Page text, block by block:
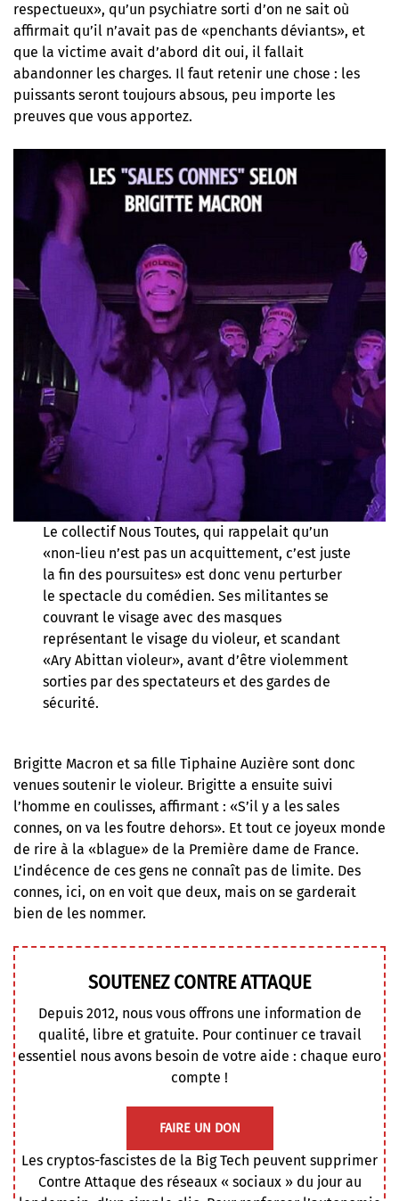
respectueux», qu’un psychiatre sorti d’on ne sait où
affirmait qu’il n’avait pas de «penchants déviants», et
que la victime avait d’abord dit oui, il fallait
abandonner les charges. Il faut retenir une chose : les
puissants seront toujours absous, peu importe les
preuves que vous apportez.
Le collectif Nous Toutes, qui rappelait qu’un
«non-lieu n’est pas un acquittement, c’est juste
la fin des poursuites» est donc venu perturber
le spectacle du comédien. Ses militantes se
couvrant le visage avec des masques
représentant le visage du violeur, et scandant
«Ary Abittan violeur», avant d’être violemment
sorties par des spectateurs et des gardes de
sécurité.
Brigitte Macron et sa fille Tiphaine Auzière sont donc
venues soutenir le violeur. Brigitte a ensuite suivi
l’homme en coulisses, affirmant : «S’il y a les sales
connes, on va les foutre dehors». Et tout ce joyeux monde
de rire à la «blague» de la Première dame de France.
L’indécence de ces gens ne connaît pas de limite. Des
connes, ici, on en voit que deux, mais on se garderait
bien de les nommer.
SOUTENEZ CONTRE ATTAQUE
Depuis 2012, nous vous offrons une information de
qualité, libre et gratuite. Pour continuer ce travail
essentiel nous avons besoin de votre aide : chaque euro
compte !
FAIRE UN DON
Les cryptos-fascistes de la Big Tech peuvent supprimer
Contre Attaque des réseaux « sociaux » du jour au